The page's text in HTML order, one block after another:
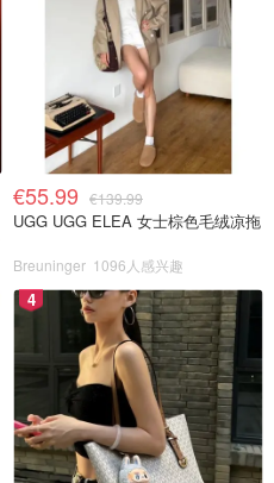
€55.99 €139.99
UGG UGG ELEA 女士棕色毛绒凉拖
Breuninger 1096人感兴趣
4